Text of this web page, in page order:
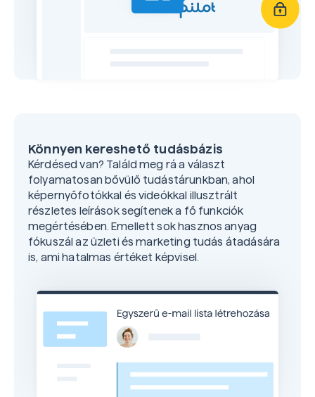
Könnyen kereshető tudásbázis
Kérdésed van? Találd meg rá a választ
folyamatosan bővülő tudástárunkban, ahol
képernyőfotókkal és videókkal illusztrált
részletes leírások segítenek a fő funkciók
megértésében. Emellett sok hasznos anyag
fókuszál az üzleti és marketing tudás átadására
is, ami hatalmas értéket képvisel.